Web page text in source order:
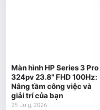
Màn hình HP Series 3 Pro
324pv 23.8" FHD 100Hz:
Nâng tầm công việc và
giải trí của bạn
25 July, 2026